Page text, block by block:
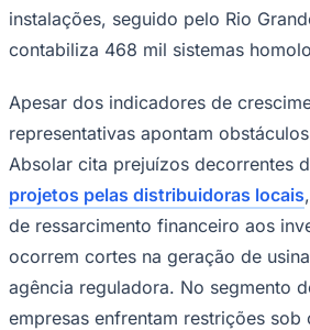
Santos
instalações, seguido pelo Rio
contabiliza 468 mil sistemas
Apesar dos indicadores de
representativas apontam
Absolar cita prejuízos decorrentes
projetos pelas distribuidoras locais
de ressarcimento financeiro aos
ocorrem cortes na geração de
agência reguladora. No segmento
empresas enfrentam restrições sob